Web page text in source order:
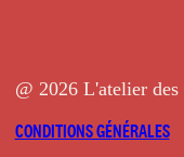
@ 2026 L'atelier
CONDITIONS GÉNÉRALES